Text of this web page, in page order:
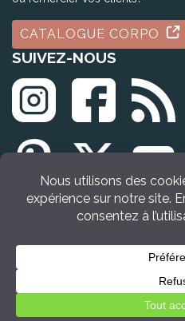
CATALOGUE CORPO
SUIVEZ-NOUS
© Tous droits réservés Idée
Retour